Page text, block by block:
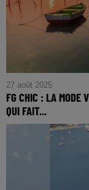
27 août 2025
FG CHIC : LA MODE
QUI FAIT...
FG CHIC : La
qui fait de l'ombre